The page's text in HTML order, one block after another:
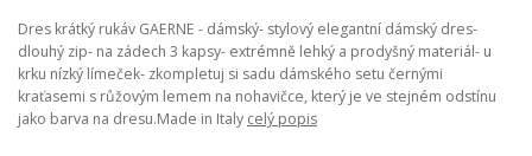
Dres krátký rukáv GAERNE - dámský- stylový elegantní dámský dres-
dlouhý zip- na zádech 3 kapsy- extrémně lehký a prodyšný materiál- u
krku nízký límeček- zkompletuj si sadu dámského setu černými
kraťasemi s růžovým lemem na nohavičce, který je ve stejném odstínu
jako barva na dresu.Made in Italy celý popis